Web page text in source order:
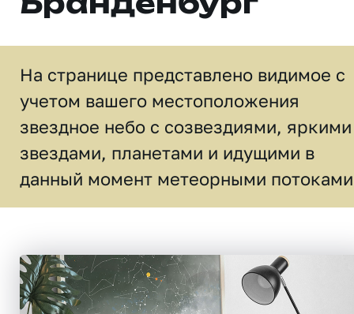
На странице представлено видимое c
учетом вашего местоположения
звездное небо c созвездиями, яркими
звездами, планетами и идущими в
данный момент метеорными